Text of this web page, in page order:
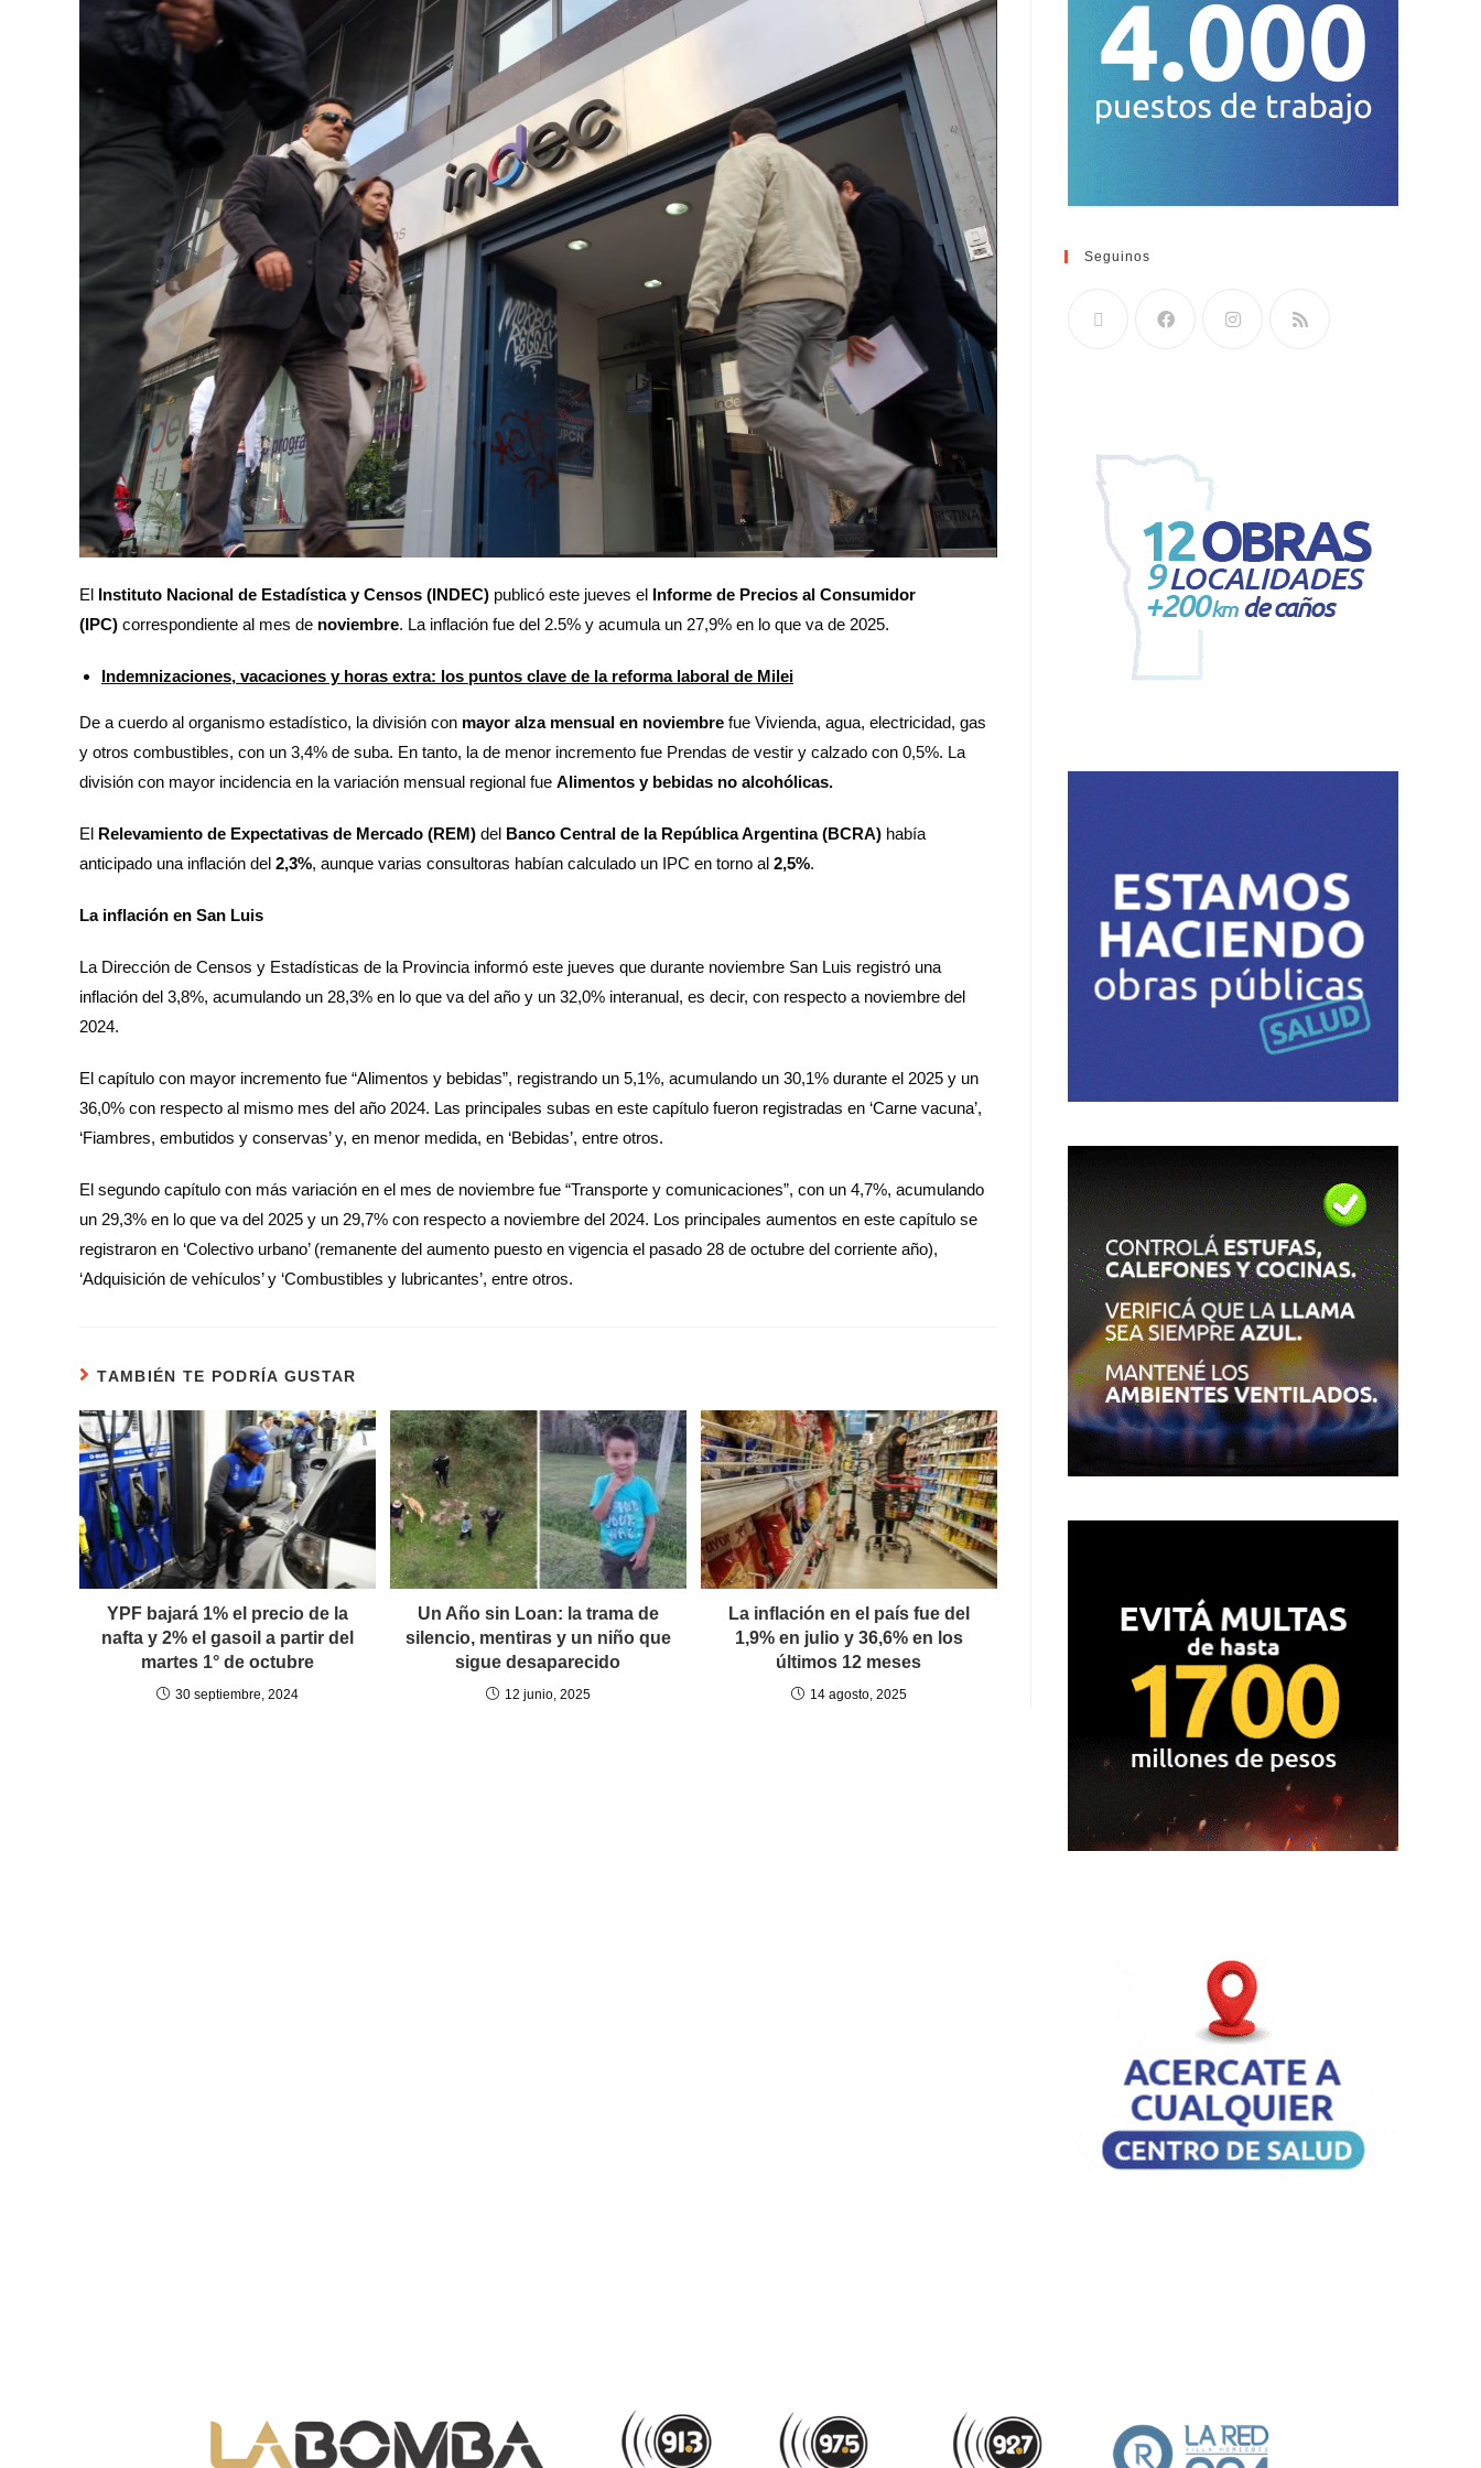
El Instituto Nacional de Estadística y Censos (INDEC) publicó este jueves el Informe de Precios al Consumidor
(IPC) correspondiente al mes de noviembre. La inflación fue del 2.5% y acumula un 27,9% en lo que va de 2025.
Indemnizaciones, vacaciones y horas extra: los puntos clave de la reforma laboral de Milei
De a cuerdo al organismo estadístico, la división con mayor alza mensual en noviembre fue Vivienda, agua, electricidad, gas
y otros combustibles, con un 3,4% de suba. En tanto, la de menor incremento fue Prendas de vestir y calzado con 0,5%. La
división con mayor incidencia en la variación mensual regional fue Alimentos y bebidas no alcohólicas.
El Relevamiento de Expectativas de Mercado (REM) del Banco Central de la República Argentina (BCRA) había
anticipado una inflación del 2,3%, aunque varias consultoras habían calculado un IPC en torno al 2,5%.
La inflación en San Luis
La Dirección de Censos y Estadísticas de la Provincia informó este jueves que durante noviembre San Luis registró una
inflación del 3,8%, acumulando un 28,3% en lo que va del año y un 32,0% interanual, es decir, con respecto a noviembre del
2024.
El capítulo con mayor incremento fue “Alimentos y bebidas”, registrando un 5,1%, acumulando un 30,1% durante el 2025 y un
36,0% con respecto al mismo mes del año 2024. Las principales subas en este capítulo fueron registradas en ‘Carne vacuna’,
‘Fiambres, embutidos y conservas’ y, en menor medida, en ‘Bebidas’, entre otros.
El segundo capítulo con más variación en el mes de noviembre fue “Transporte y comunicaciones”, con un 4,7%, acumulando
un 29,3% en lo que va del 2025 y un 29,7% con respecto a noviembre del 2024. Los principales aumentos en este capítulo se
registraron en ‘Colectivo urbano’ (remanente del aumento puesto en vigencia el pasado 28 de octubre del corriente año),
‘Adquisición de vehículos’ y ‘Combustibles y lubricantes’, entre otros.
TAMBIÉN TE PODRÍA GUSTAR
YPF bajará 1% el precio de la
nafta y 2% el gasoil a partir del
martes 1° de octubre
30 septiembre, 2024
Un Año sin Loan: la trama de
silencio, mentiras y un niño que
sigue desaparecido
12 junio, 2025
La inflación en el país fue del
1,9% en julio y 36,6% en los
últimos 12 meses
14 agosto, 2025
Seguinos